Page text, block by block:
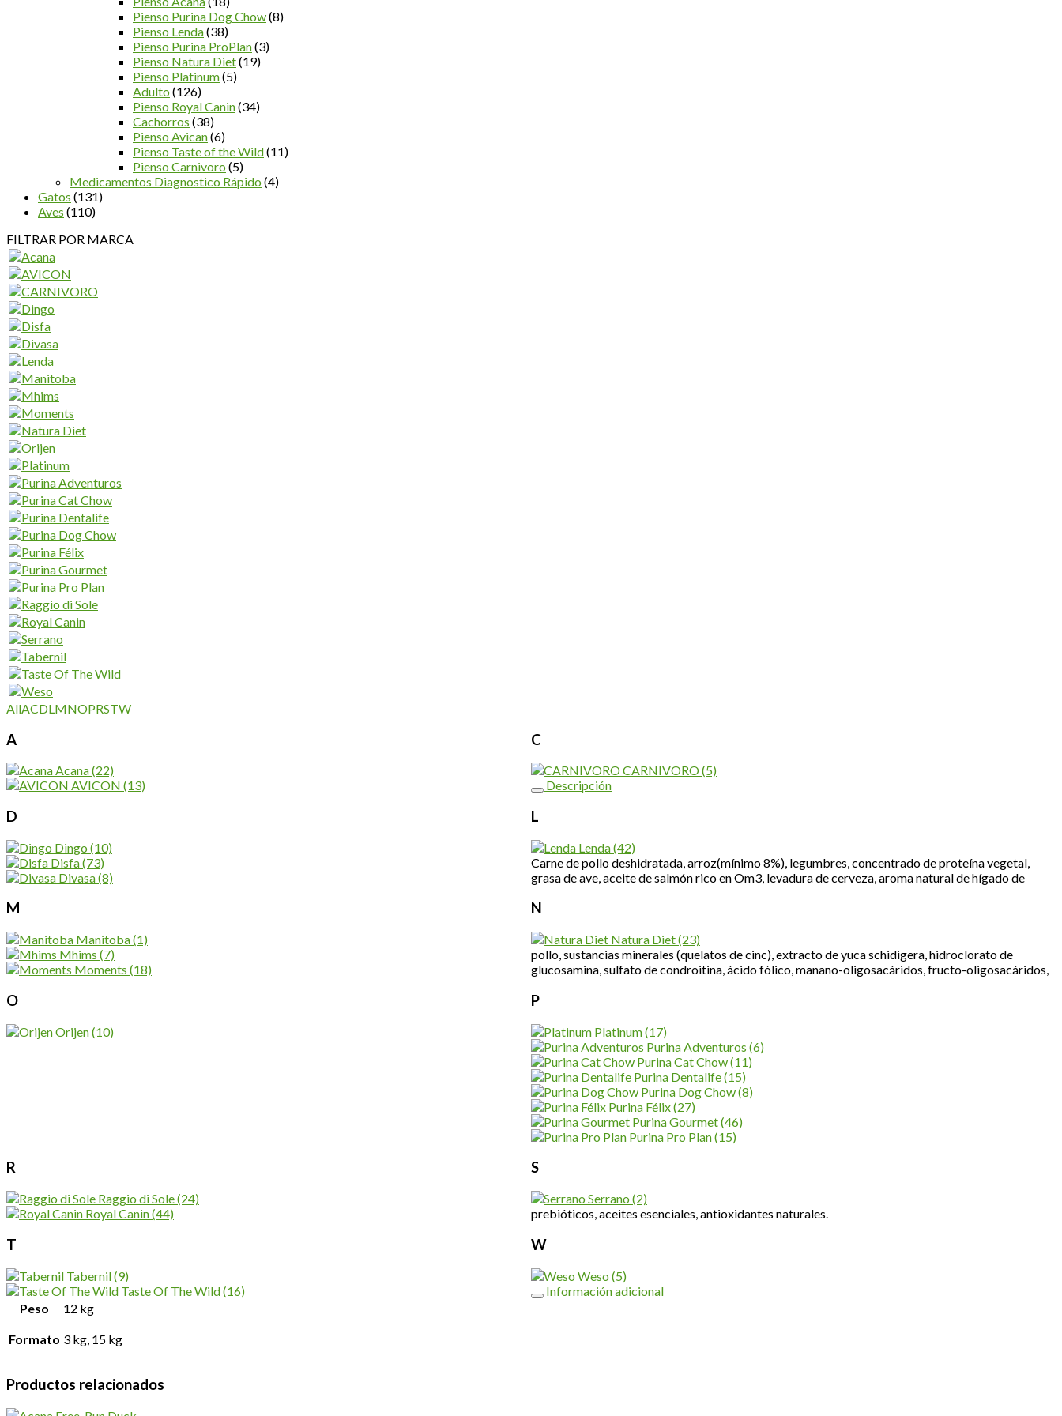
Pienso Purina Dog Chow(8)
Pienso Lenda(38)
Pienso Purina ProPlan(3)
Pienso Natura Diet(19)
Pienso Platinum(5)
Adulto (126)
Pienso Royal Canin(34)
Cachorros (38)
Pienso Avican(6)
Pienso Taste of the Wild(11)
Pienso Carnivoro (5)
Medicamentos Diagnostico Rápido (4)
Gatos (131)
Aves (110)
FILTRAR POR MARCA
AllACDLMNOPRSTW
A
Acana(22)
AVICON (13)
C
CARNIVORO(5)
D
Dingo (10)
Disfa(73)
Divasa(8)
L
Lenda(42)
M
Manitoba(1)
Mhims (7)
Moments (18)
N
Natura Diet(23)
O
Orijen(10)
P
Platinum(17)
Purina Adventuros (6)
Purina Cat Chow(11)
Purina Dentalife(15)
Purina Dog Chow(8)
Purina Félix(27)
Purina Gourmet(46)
Purina Pro Plan(15)
R
Raggio di Sole(24)
Royal Canin(44)
S
Serrano (2)
T
Tabernil(9)
Taste Of The Wild(16)
W
Weso (5)
Descripción
Carne de pollo deshidratada, arroz(mínimo 8%), legumbres, concentrado de proteína vegetal,
grasa de ave, aceite de salmón rico en Om3, levadura de cerveza, aroma natural de hígado de
pollo, sustancias minerales (quelatos de cinc), extracto de yuca schidigera, hidroclorato de
glucosamina, sulfato de condroitina, ácido fólico, manano-oligosacáridos, fructo-oligosacáridos,
prebióticos, aceites esenciales, antioxidantes naturales.
Información adicional
Peso
12 kg
Formato 3 kg, 15 kg
Productos relacionados